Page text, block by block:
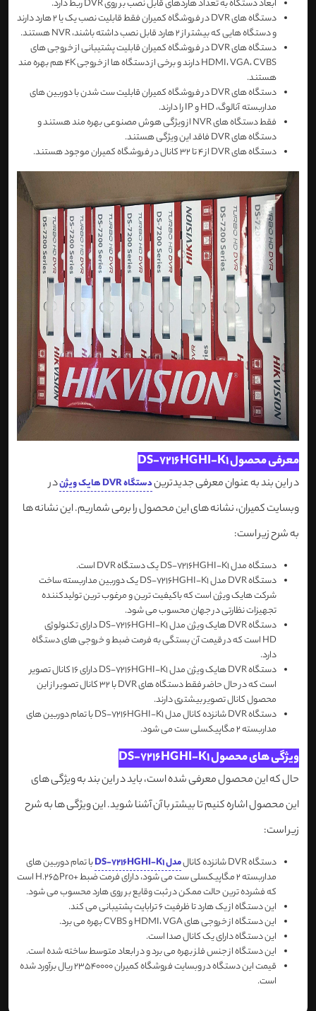
ابعاد دستگاه به تعداد هاردهای قابل نصب بر روی DVR ربط دارد.
دستگاه های DVR در فروشگاه کمیران فقط قابلیت نصب یک یا 2 هارد دارند
و دستگاه هایی که بیشتر از 2 هارد قابل نصب داشته باشند، NVR هستند.
دستگاه های DVR در فروشگاه کمیران قابلیت پشتیبانی از خروجی های
HDMI، VGA، CVBS دارند و برخی از دستگاه ها از خروجی 4K هم بهره مند
هستند.
دستگاه های DVR در فروشگاه کمیران قابلیت ست شدن با دوربین های
مداربسته آنالوگ، HD و IP را دارند.
فقط دستگاه های NVR از ویژگی هوش مصنوعی بهره مند هستند و
دستگاه های DVR فاقد این ویژگی هستند.
دستگاه های DVR از 4 تا 32 کانال در فروشگاه کمیران موجود هستند.
معرفی محصول DS-7216HGHI-K1
در این بند به عنوان معرفی جدیدتریندستگاه DVR هایک ویژن
در
وبسایت کمیران، نشانه های این محصول را برمی شماریم. این نشانه ها
به شرح زیر است:
دستگاه مدل DS-7216HGHI-K1 یک دستگاه DVR است.
دستگاه DVR مدل DS-7216HGHI-K1 یک دوربین مداربسته ساخت
شرکت هایک ویژن است که باکیفیت ترین و مرغوب ترین تولیدکننده
تجهیزات نظارتی در جهان محسوب می شود.
دستگاه DVR هایک ویژن مدل DS-7216HGHI-K1 دارای تکنولوژی
HD است که در قیمت آن بستگی به فرمت ضبط و خروجی های دستگاه
دارد.
دستگاه DVR هایک ویژن مدل DS-7216HGHI-K1 دارای 16 کانال تصویر
است که در حال حاضر فقط دستگاه های DVR با 32 کانال تصویر از این
محصول کانال تصویر بیشتری دارند.
دستگاه DVR شانزده کانال مدل DS-7216HGHI-K1 با تمام دوربین های
مداربسته 2 مگاپیکسلی ست می شود.
ویژگی های محصول DS-7216HGHI-K1
حال که این محصول معرفی شده است، باید در این بند به ویژگی های
این محصول اشاره کنیم تا بیشتر با آن آشنا شوید. این ویژگی ها به شرح
زیر است:
دستگاه DVR شانزده کانال مدل DS-7216HGHI-K1
با تمام دوربین های
مداربسته 2 مگاپیکسلی ست می شود، دارای فرمت ضبط +H.265Pro است
که فشرده ترین حالت ممکن در ثبت وقایع بر روی هارد محسوب می شود.
این دستگاه از یک هارد تا ظرفیت 6 ترابایت پشتیبانی می کند.
این دستگاه از خروجی های HDMI، VGA و CVBS بهره می برد.
این دستگاه دارای یک کانال صدا است.
این دستگاه از جنس فلز بهره می برد و در ابعاد متوسط ساخته شده است.
قیمت این دستگاه در وبسایت فروشگاه کمیران 23540000 ریال برآورد شده
است.